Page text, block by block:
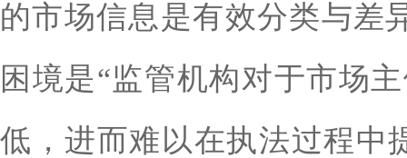
的市场信息是有效分类与差
困境是“监管机构对于市场
低，进而难以在执法过程中